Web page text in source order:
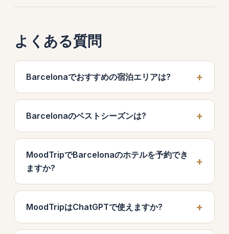
よくある質問
Barcelonaでおすすめの宿泊エリアは?
Barcelonaのベストシーズンは?
MoodTripでBarcelonaのホテルを予約でき
ますか?
MoodTripはChatGPTで使えますか?